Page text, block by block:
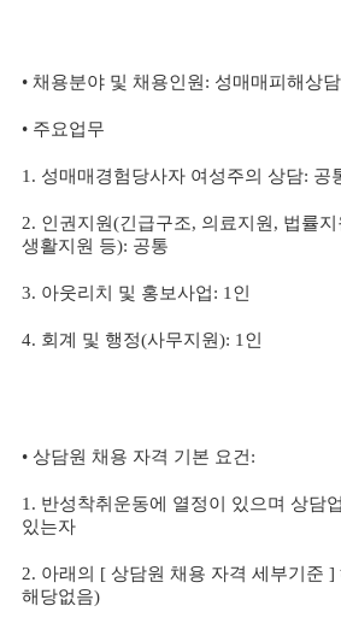
• 채용분야 및 채용인원 : 성매매피해상
• 주요업무
1. 성매매경험당사자 여성주의 상담: 공
2. 인권지원(긴급구조, 의료지원 , 법률지
생활지원 등): 공통
3. 아웃리치 및 홍보사업: 1 인
4. 회계 및 행정(사무지원): 1 인
• 상담원 채용 자격 기본 요건 :
1. 반성착취운동에 열정이 있으며 상담
있는자
2. 아래의 [ 상담원 채용 자격 세부기준 ]
해당없음)